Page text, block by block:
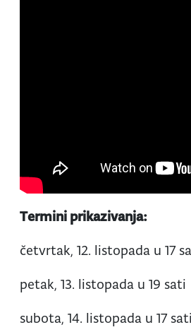
Termini prikazivanja:
četvrtak, 12. listopada u 17
petak, 13. listopada u 19 sati
subota, 14. listopada u 17 sati